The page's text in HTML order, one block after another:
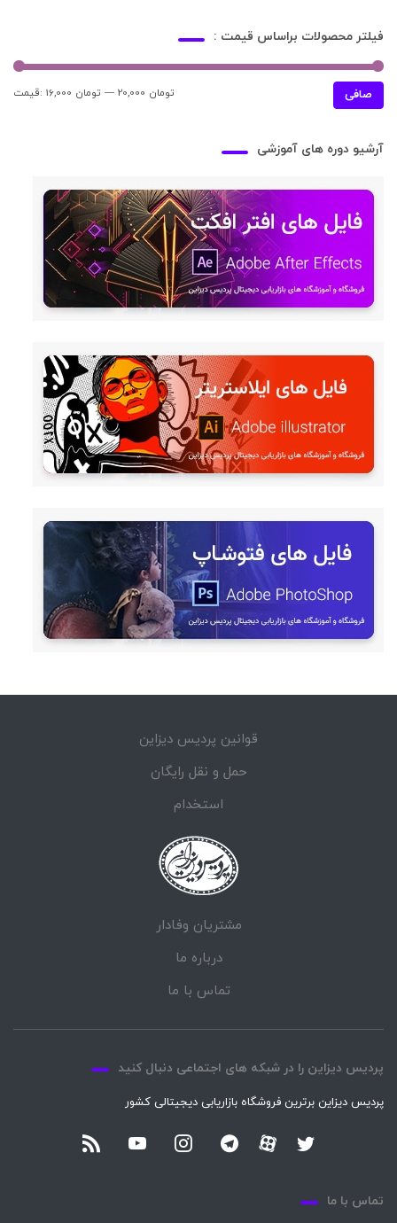
فیلتر محصولات براساس قیمت :
صافی قيمت: 16,000 تومان — 20,000 تومان
آرشیو دوره های آموزشی
قوانین پردیس دیزاین
حمل و نقل رایگان
استخدام
مشتریان وفادار
درباره ما
تماس با ما
پردیس دیزاین را در شبکه های اجتماعی دنبال کنید
پردیس دیزاین برترین فروشگاه بازاریابی دیجیتالی کشور
تماس با ما